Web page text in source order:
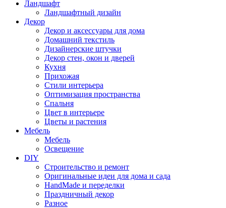
Ландшафт
Ландшафтный дизайн
Декор
Декор и аксессуары для дома
Домашний текстиль
Дизайнерские штучки
Декор стен, окон и дверей
Кухня
Прихожая
Стили интерьера
Оптимизация пространства
Спальня
Цвет в интерьере
Цветы и растения
Мебель
Мебель
Освещение
DIY
Строительство и ремонт
Оригинальные идеи для дома и сада
HandMade и переделки
Праздничный декор
Разное